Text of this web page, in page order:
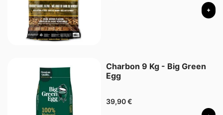
+
Charbon 9 Kg - Big Green
Egg
39,90€